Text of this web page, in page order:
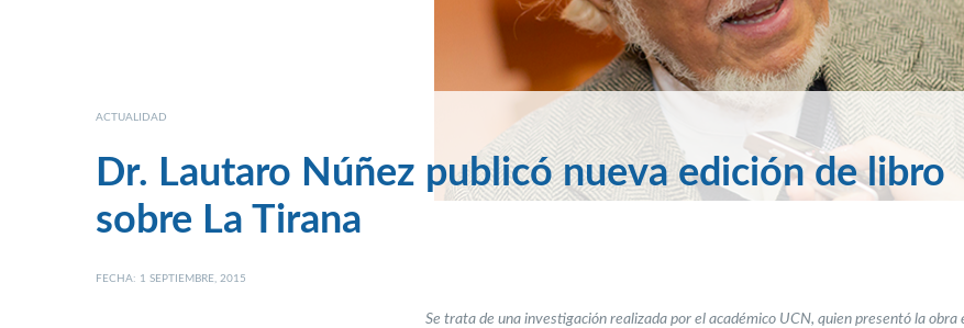
ACTUALIDAD
Dr. Lautaro Núñez publicó nueva edición de libro
sobre La Tirana
FECHA: 1 SEPTIEMBRE, 2015
Se trata de una investigación realizada por el académico UCN, quien presentó la obra